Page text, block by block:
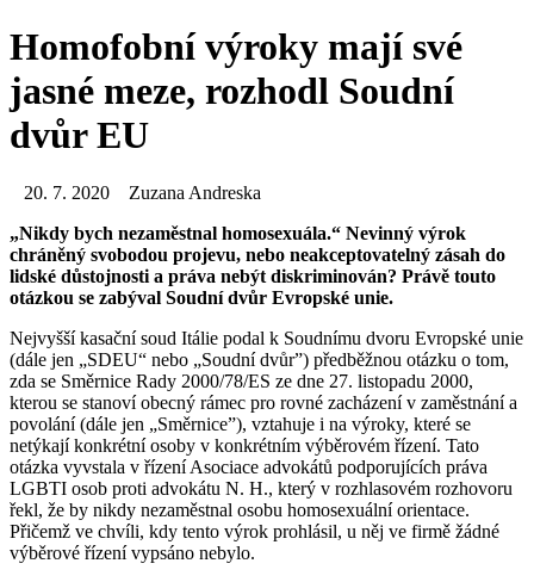
Homofobní výroky mají své
jasné meze, rozhodl Soudní
dvůr EU
20. 7. 2020 Zuzana Andreska
„Nikdy bych nezaměstnal homosexuála.“ Nevinný výrok
chráněný svobodou projevu, nebo neakceptovatelný zásah do
lidské důstojnosti a práva nebýt diskriminován? Právě touto
otázkou se zabýval Soudní dvůr Evropské unie.
Nejvyšší kasační soud Itálie podal k Soudnímu dvoru Evropské unie
(dále jen „SDEU“ nebo „Soudní dvůr”) předběžnou otázku o tom,
zda se Směrnice Rady 2000/78/ES ze dne 27. listopadu 2000,
kterou se stanoví obecný rámec pro rovné zacházení v zaměstnání a
povolání (dále jen „Směrnice”), vztahuje i na výroky, které se
netýkají konkrétní osoby v konkrétním výběrovém řízení. Tato
otázka vyvstala v řízení Asociace advokátů podporujících práva
LGBTI osob proti advokátu N. H., který v rozhlasovém rozhovoru
řekl, že by nikdy nezaměstnal osobu homosexuální orientace.
Přičemž ve chvíli, kdy tento výrok prohlásil, u něj ve firmě žádné
výběrové řízení vypsáno nebylo.